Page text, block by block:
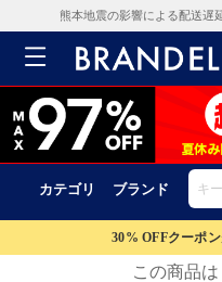
熊本地震の影響による配送遅
カテゴリ ブランド
30% OFFクーポン
この商品は